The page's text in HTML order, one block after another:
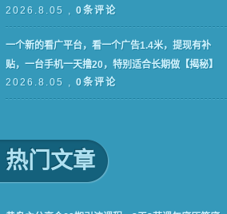
2026.8.05 , 0条评论
一个新的看广平台，看一个广告1.4米，提现有补
贴，一台手机一天撸20，特别适合长期做【揭秘】
2026.8.05 , 0条评论
热门文章